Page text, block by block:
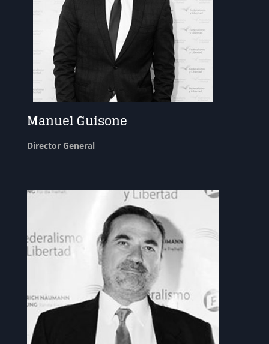
Manuel Guisone
Director General